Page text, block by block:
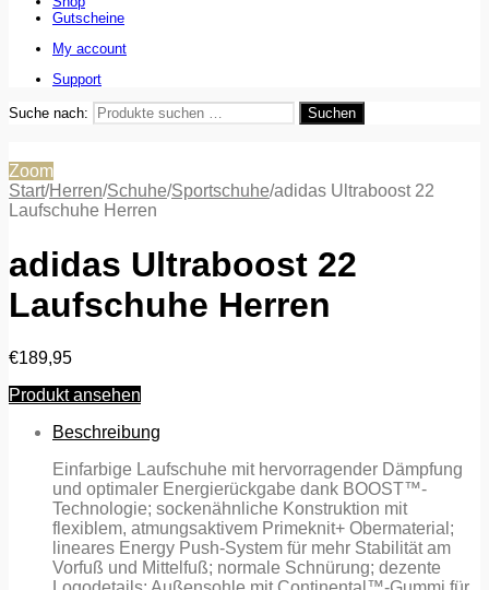
Gutscheine
My account
Support
Suche nach: Suchen
Zoom
Start/Herren/Schuhe/Sportschuhe/adidas Ultraboost 22
Laufschuhe Herren
adidas Ultraboost 22
Laufschuhe Herren
€189,95
Produkt ansehen
Beschreibung
Einfarbige Laufschuhe mit hervorragender Dämpfung
und optimaler Energierückgabe dank BOOST™-
Technologie; sockenähnliche Konstruktion mit
flexiblem, atmungsaktivem Primeknit+ Obermaterial;
lineares Energy Push-System für mehr Stabilität am
Vorfuß und Mittelfuß; normale Schnürung; dezente